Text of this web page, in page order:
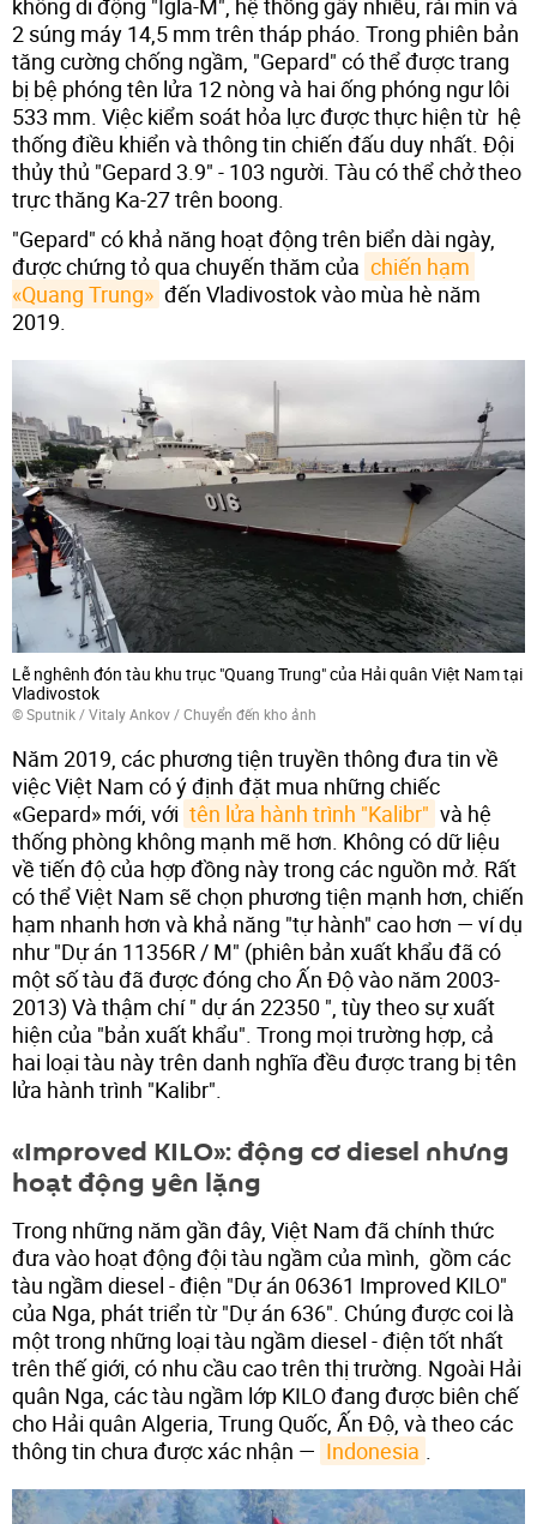
không di động "Igla-M", hệ thống gây nhiễu, rải mìn và
2 súng máy 14,5 mm trên tháp pháo. Trong phiên bản
tăng cường chống ngầm, "Gepard" có thể được trang
bị bệ phóng tên lửa 12 nòng và hai ống phóng ngư lôi
533 mm. Việc kiểm soát hỏa lực được thực hiện từ hệ
thống điều khiển và thông tin chiến đấu duy nhất. Đội
thủy thủ "Gepard 3.9" - 103 người. Tàu có thể chở theo
trực thăng Ka-27 trên boong.
"Gepard" có khả năng hoạt động trên biển dài ngày,
được chứng tỏ qua chuyến thăm của chiến hạm
«Quang Trung» đến Vladivostok vào mùa hè năm
2019.
Lễ nghênh đón tàu khu trục "Quang Trung" của Hải quân Việt Nam tại
Vladivostok
© Sputnik / Vitaly Ankov/Chuyển đến kho ảnh
Năm 2019, các phương tiện truyền thông đưa tin về
việc Việt Nam có ý định đặt mua những chiếc
«Gepard» mới, với tên lửa hành trình "Kalibr" và hệ
thống phòng không mạnh mẽ hơn. Không có dữ liệu
về tiến độ của hợp đồng này trong các nguồn mở. Rất
có thể Việt Nam sẽ chọn phương tiện mạnh hơn, chiến
hạm nhanh hơn và khả năng "tự hành" cao hơn — ví dụ
như "Dự án 11356R / M" (phiên bản xuất khẩu đã có
một số tàu đã được đóng cho Ấn Độ vào năm 2003-
2013) Và thậm chí " dự án 22350 ", tùy theo sự xuất
hiện của "bản xuất khẩu". Trong mọi trường hợp, cả
hai loại tàu này trên danh nghĩa đều được trang bị tên
lửa hành trình "Kalibr".
«Improved KILO»: động cơ diesel nhưng
hoạt động yên lặng
Trong những năm gần đây, Việt Nam đã chính thức
đưa vào hoạt động đội tàu ngầm của mình, gồm các
tàu ngầm diesel - điện "Dự án 06361 Improved KILO"
của Nga, phát triển từ "Dự án 636". Chúng được coi là
một trong những loại tàu ngầm diesel - điện tốt nhất
trên thế giới, có nhu cầu cao trên thị trường. Ngoài Hải
quân Nga, các tàu ngầm lớp KILO đang được biên chế
cho Hải quân Algeria, Trung Quốc, Ấn Độ, và theo các
thông tin chưa được xác nhận — Indonesia